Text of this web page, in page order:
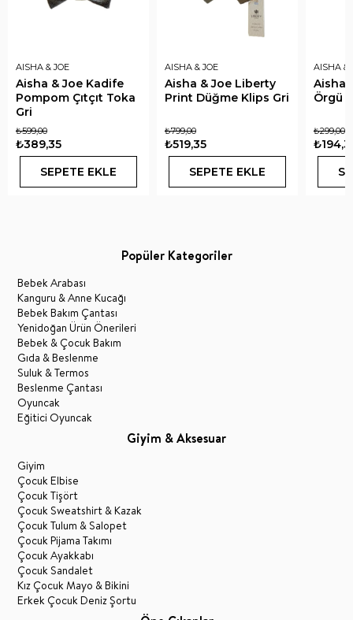
AISHA & JOE
Aisha & Joe Kadife
Pompom Çıtçıt Toka
Gri
₺389,35
₺599,00
SEPETE EKLE
AISHA & JOE
Aisha & Joe Liberty
Print Düğme Klips Gri
₺519,35
₺799,00
SEPETE EKLE
AISHA &
Aisha
Örgü
₺299,00
Popüler Kategoriler
Bebek Arabası
Kanguru & Anne Kucağı
Bebek Bakım Çantası
Yenidoğan Ürün Önerileri
Bebek & Çocuk Bakım
Gıda & Beslenme
Suluk & Termos
Beslenme Çantası
Oyuncak
Eğitici Oyuncak
Giyim & Aksesuar
Giyim
Çocuk Elbise
Çocuk Tişört
Çocuk Sweatshirt & Kazak
Çocuk Tulum & Salopet
Çocuk Pijama Takımı
Çocuk Ayakkabı
Çocuk Sandalet
Kız Çocuk Mayo & Bikini
Erkek Çocuk Deniz Şortu